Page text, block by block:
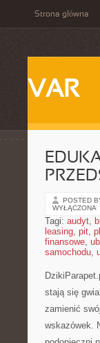
Strona główna
VAR
POSTED
WYŁĄCZONA
Tagi: audyt,
leasing, pit,
finansowe,
samochodu,
stają się
zamienić
wskazówek.